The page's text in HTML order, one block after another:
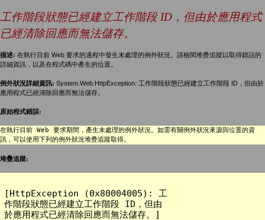
工作階段狀態已經建立工作階段 ID，但由於應用程式
已經清除回應而無法儲存。
描述: 在執行目前 Web 要求的過程中發生未處理的例外狀況。請檢閱堆疊追蹤以取得錯誤的
詳細資訊，以及在程式碼中產生的位置。
例外狀況詳細資訊: System.Web.HttpException: 工作階段狀態已經建立工作階段 ID，但由於
應用程式已經清除回應而無法儲存。
原始程式錯誤:
在執行目前 Web 要求期間，產生未處理的例外狀況。如需有關例外狀況來源與位置的資
訊，可以使用下列的例外狀況堆疊追蹤取得。
堆疊追蹤:
[HttpException (0x80004005): 工
作階段狀態已經建立工作階段 ID，但由
於應用程式已經清除回應而無法儲存。]